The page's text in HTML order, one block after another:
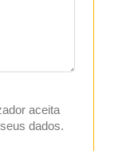
aceita
dados.